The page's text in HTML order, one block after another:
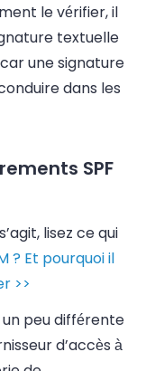
le vérifier, il
textuelle
une signature
dans les
SPF
lisez ce qui
? Et pourquoi il
>>
peu différente
d’accès à